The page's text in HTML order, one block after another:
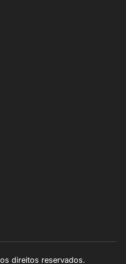
direitos reservados.